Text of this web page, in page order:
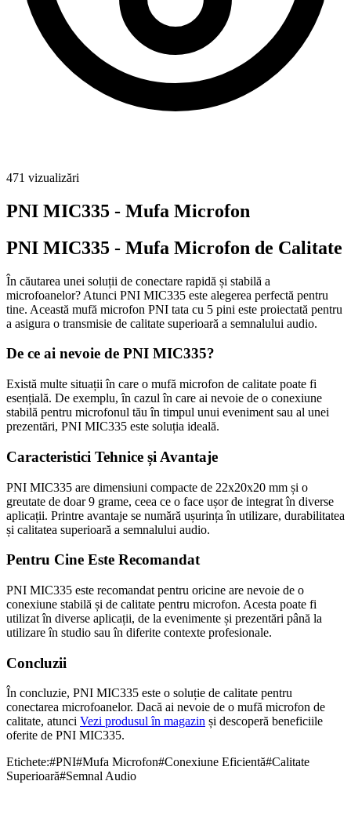
471 vizualizări
PNI MIC335 - Mufa Microfon
PNI MIC335 - Mufa Microfon de Calitate
În căutarea unei soluții de conectare rapidă și stabilă a
microfoanelor? Atunci PNI MIC335 este alegerea perfectă pentru
tine. Această mufă microfon PNI tata cu 5 pini este proiectată pentru
a asigura o transmisie de calitate superioară a semnalului audio.
De ce ai nevoie de PNI MIC335?
Există multe situații în care o mufă microfon de calitate poate fi
esențială. De exemplu, în cazul în care ai nevoie de o conexiune
stabilă pentru microfonul tău în timpul unui eveniment sau al unei
prezentări, PNI MIC335 este soluția ideală.
Caracteristici Tehnice și Avantaje
PNI MIC335 are dimensiuni compacte de 22x20x20 mm și o
greutate de doar 9 grame, ceea ce o face ușor de integrat în diverse
aplicații. Printre avantaje se numără ușurința în utilizare, durabilitatea
și calitatea superioară a semnalului audio.
Pentru Cine Este Recomandat
PNI MIC335 este recomandat pentru oricine are nevoie de o
conexiune stabilă și de calitate pentru microfon. Acesta poate fi
utilizat în diverse aplicații, de la evenimente și prezentări până la
utilizare în studio sau în diferite contexte profesionale.
Concluzii
În concluzie, PNI MIC335 este o soluție de calitate pentru
conectarea microfoanelor. Dacă ai nevoie de o mufă microfon de
calitate, atunci Vezi produsul în magazin și descoperă beneficiile
oferite de PNI MIC335.
Etichete:#PNI#Mufa Microfon#Conexiune Eficientă#Calitate
Superioară#Semnal Audio